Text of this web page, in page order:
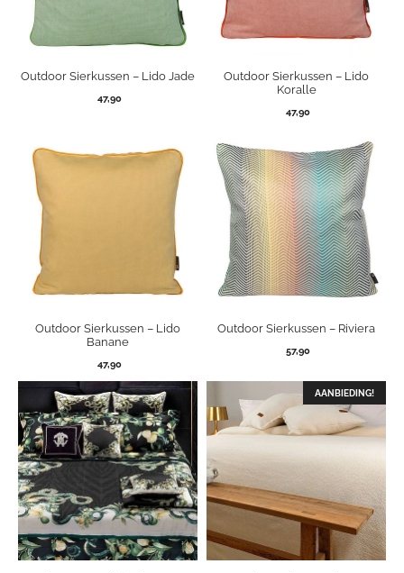
Outdoor Sierkussen – Lido Jade
47,90
Outdoor Sierkussen – Lido
Koralle
47,90
Outdoor Sierkussen – Lido
Banane
47,90
Outdoor Sierkussen – Riviera
57,90
AANBIEDING!